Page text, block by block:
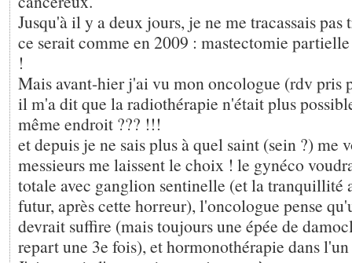
Jusqu'à il y a deux jours, je ne me tracassais
ce serait comme en 2009 : mastectomie
!
Mais avant-hier j'ai vu mon oncologue (rdv pris
il m'a dit que la radiothérapie n'était plus
même endroit ??? !!!
et depuis je ne sais plus à quel saint (sein ?) me
messieurs me laissent le choix ! le gynéco
totale avec ganglion sentinelle (et la tranquillité
futur, après cette horreur), l'oncologue pense
devrait suffire (mais toujours une épée de
repart une 3e fois), et hormonothérapie dans